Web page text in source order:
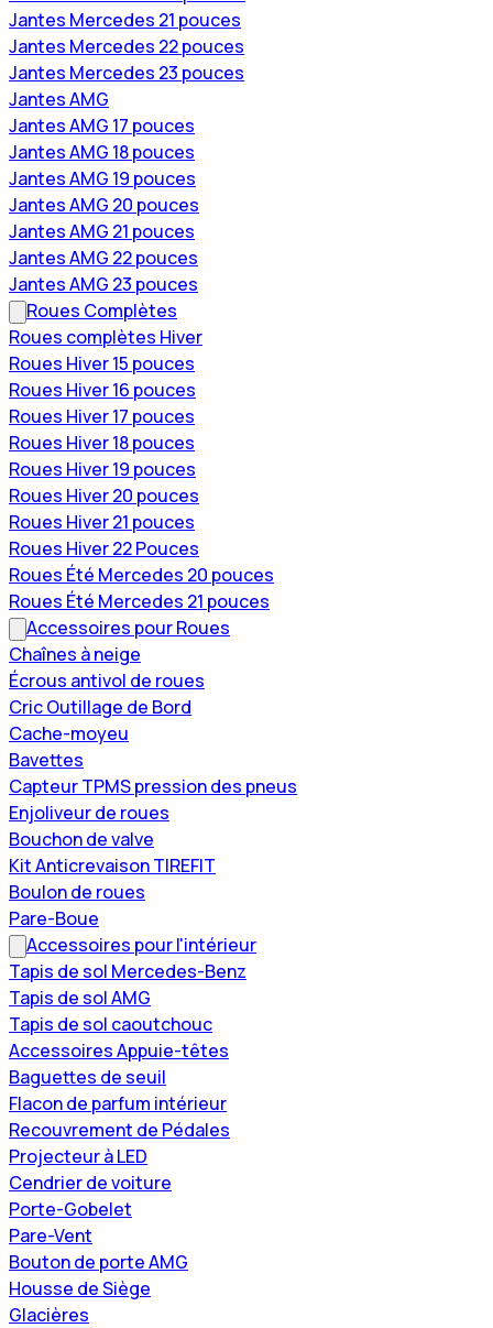
Jantes Mercedes 21 pouces
Jantes Mercedes 22 pouces
Jantes Mercedes 23 pouces
Jantes AMG
Jantes AMG 17 pouces
Jantes AMG 18 pouces
Jantes AMG 19 pouces
Jantes AMG 20 pouces
Jantes AMG 21 pouces
Jantes AMG 22 pouces
Jantes AMG 23 pouces
Roues Complètes
Roues complètes Hiver
Roues Hiver 15 pouces
Roues Hiver 16 pouces
Roues Hiver 17 pouces
Roues Hiver 18 pouces
Roues Hiver 19 pouces
Roues Hiver 20 pouces
Roues Hiver 21 pouces
Roues Hiver 22 Pouces
Roues Été Mercedes 20 pouces
Roues Été Mercedes 21 pouces
Accessoires pour Roues
Chaînes à neige
Écrous antivol de roues
Cric Outillage de Bord
Cache-moyeu
Bavettes
Capteur TPMS pression des pneus
Enjoliveur de roues
Bouchon de valve
Kit Anticrevaison TIREFIT
Boulon de roues
Pare-Boue
Accessoires pour l'intérieur
Tapis de sol Mercedes-Benz
Tapis de sol AMG
Tapis de sol caoutchouc
Accessoires Appuie-têtes
Baguettes de seuil
Flacon de parfum intérieur
Recouvrement de Pédales
Projecteur à LED
Cendrier de voiture
Porte-Gobelet
Pare-Vent
Bouton de porte AMG
Housse de Siège
Glacières